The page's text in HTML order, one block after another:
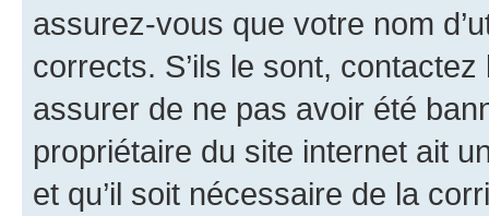
assurez-vous que votre nom
corrects. S’ils le sont,
assurer de ne pas avoir été
propriétaire du site internet ait
et qu’il soit nécessaire de la